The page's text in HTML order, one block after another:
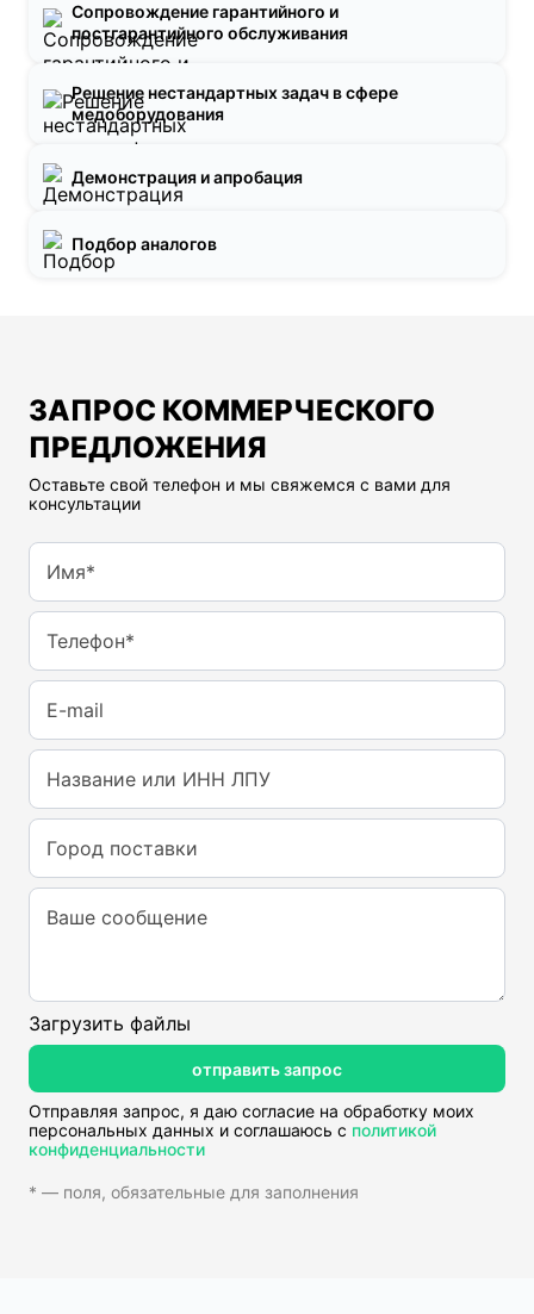
Сопровождение гарантийного и
постгарантийного обслуживания
Решение нестандартных задач в сфере
медоборудования
Демонстрация и апробация
Подбор аналогов
ЗАПРОС КОММЕРЧЕСКОГО
ПРЕДЛОЖЕНИЯ
Оставьте свой телефон и мы свяжемся с вами для
консультации
Имя*
Телефон*
E-mail
Название или ИНН ЛПУ
Город поставки
Ваше сообщение
Загрузить файлы
отправить запрос
Отправляя запрос, я даю согласие на обработку моих
персональных данных и соглашаюсь с политикой
конфиденциальности
* — поля, обязательные для заполнения